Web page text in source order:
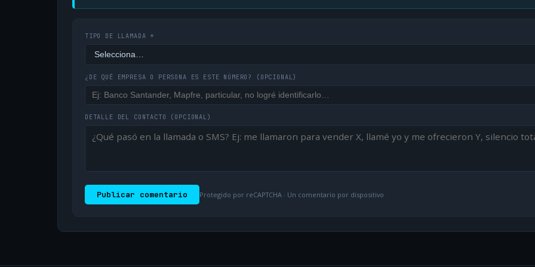
TIPO DE LLAMADA *
¿DE QUÉ EMPRESA O PERSONA ES ESTE NÚMERO? (OPCIONAL)
DETALLE DEL CONTACTO (OPCIONAL)
Publicar comentario Protegido por reCAPTCHA · Un comentario por dispositivo